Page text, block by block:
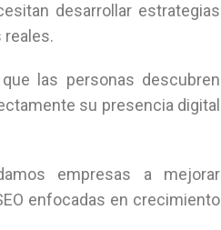
desarrollar estrategias
reales.
las personas descubren
su presencia digital
empresas a mejorar
enfocadas en crecimiento